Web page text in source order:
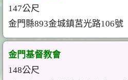
147公尺
金門縣893金城鎮莒光路106號
金門基督教會
148公尺